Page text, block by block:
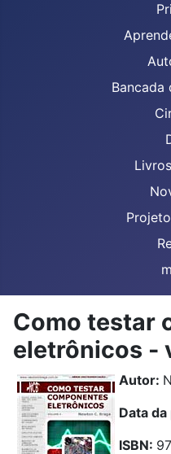
Bancada
Como testar
eletrônicos -
Autor:
Data
ISBN: